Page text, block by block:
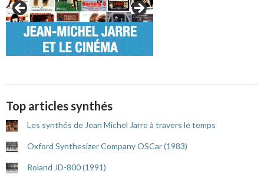
Top articles synthés
Les synthés de Jean Michel Jarre à travers le temps
Oxford Synthesizer Company OSCar (1983)
Roland JD-800 (1991)